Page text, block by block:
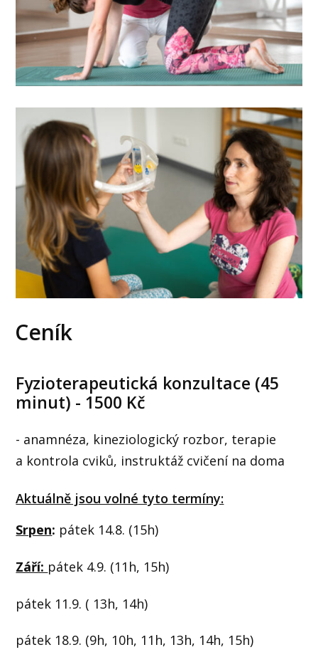
Ceník
Fyzioterapeutická konzultace (45
minut) - 1500 Kč
- anamnéza, kineziologický rozbor, terapie
a kontrola cviků, instruktáž cvičení na doma
Aktuálně jsou volné tyto termíny:
Srpen: pátek 14.8. (15h)
Září: pátek 4.9. (11h, 15h)
pátek 11.9. ( 13h, 14h)
pátek 18.9. (9h, 10h, 11h, 13h, 14h, 15h)